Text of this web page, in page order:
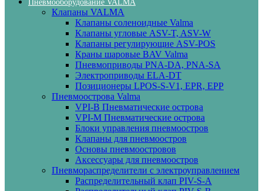
Пневмооборудование VALMA
Клапаны VALMA
Клапаны соленоидные Valma
Клапаны угловые ASV-T, ASV-W
Клапаны регулирующие ASV-POS
Краны шаровые BAV Valma
Пневмоприводы PNA-DA, PNA-SA
Электроприводы ELA-DT
Позиционеры LPOS-S-V1, EPR, EPP
Пневмоострова Valma
VPI-B Пневматические острова
VPI-M Пневматические острова
Блоки управления пневмоостров
Клапаны для пневмоостров
Основы пневмоостровов
Аксессуары для пневмоостров
Пневмораспределители с электроуправлением
Распределительный клап PIV-S-A